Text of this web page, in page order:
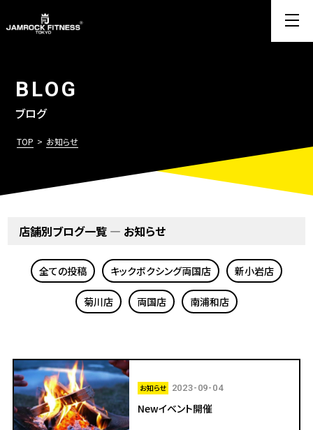
BLOG
ブログ
TOP > お知らせ
店舗別ブログ一覧 — お知らせ
全ての投稿 キックボクシング両国店 新小岩店
菊川店 両国店 南浦和店
お知らせ 2023-09-04
Newイベント開催